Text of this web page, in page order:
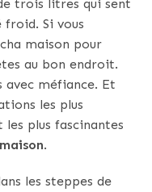
trois litres qui sent
Si vous
maison pour
au bon endroit.
méfiance. Et
les plus
plus fascinantes
.
les steppes de